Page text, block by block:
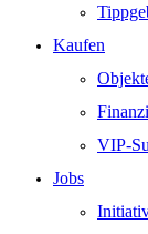
Kaufen
VIP-
Jobs